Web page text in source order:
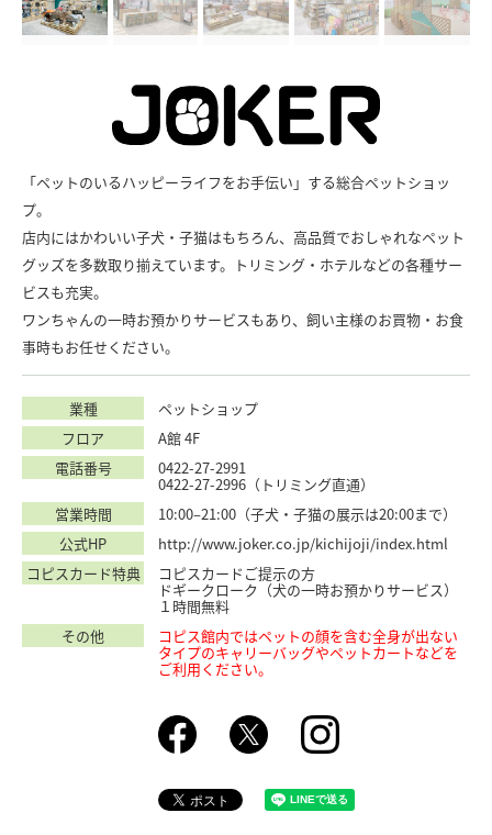
「ペットのいるハッピーライフをお手伝い」する総合ペットショッ
プ。
店内にはかわいい子犬・子猫はもちろん、高品質でおしゃれなペット
グッズを多数取り揃えています。トリミング・ホテルなどの各種サー
ビスも充実。
ワンちゃんの一時お預かりサービスもあり、飼い主様のお買物・お食
事時もお任せください。
業種
ペットショップ
フロア
A館 4F
電話番号
0422-27-2991
0422-27-2996（トリミング直通）
営業時間
10:00–21:00（子犬・子猫の展示は20:00まで）
公式HP
http://www.joker.co.jp/kichijoji/index.html
コピスカード特典
コピスカードご提示の方
ドギークローク（犬の一時お預かりサービス）
１時間無料
その他
コピス館内ではペットの顔を含む全身が出ない
タイプのキャリーバッグやペットカートなどを
ご利用ください。